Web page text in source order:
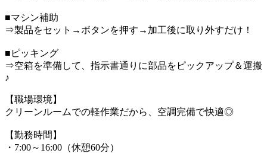
■マシン補助
⇒製品をセット→ボタンを押す→加工後に取り外すだけ！
■ピッキング
⇒空箱を準備して、指示書通りに部品をピックアップ＆運搬
♪
【職場環境】
クリーンルームでの軽作業だから、空調完備で快適◎
【勤務時間】
・7:00～16:00（休憩60分）